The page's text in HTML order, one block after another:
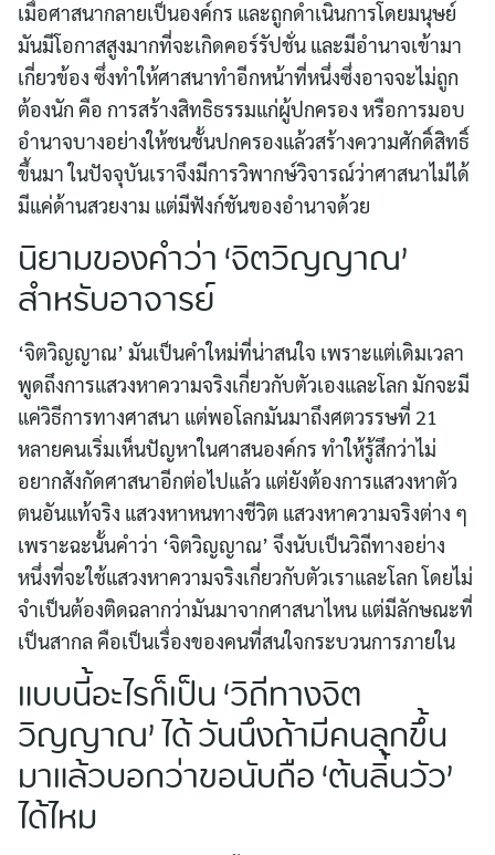
เมื่อศาสนากลายเป็นองค์กร และถูกดำเนินการโดยมนุษย์
มันมีโอกาสสูงมากที่จะเกิดคอร์รัปชั่น และมีอำนาจเข้ามา
เกี่ยวข้อง ซึ่งทำให้ศาสนาทำอีกหน้าที่หนึ่งซึ่งอาจจะไม่ถูก
ต้องนัก คือ การสร้างสิทธิธรรมแก่ผู้ปกครอง หรือการมอบ
อำนาจบางอย่างให้ชนชั้นปกครองแล้วสร้างความศักดิ์สิทธิ์
ขึ้นมา ในปัจจุบันเราจึงมีการวิพากษ์วิจารณ์ว่าศาสนาไม่ได้
มีแค่ด้านสวยงาม แต่มีฟังก์ชันของอำนาจด้วย
นิยามของคำว่า ‘จิตวิญญาณ’
สำหรับอาจารย์
‘จิตวิญญาณ’ มันเป็นคำใหม่ที่น่าสนใจ เพราะแต่เดิมเวลา
พูดถึงการแสวงหาความจริงเกี่ยวกับตัวเองและโลก มักจะมี
แค่วิธีการทางศาสนา แต่พอโลกมันมาถึงศตวรรษที่ 21
หลายคนเริ่มเห็นปัญหาในศาสนองค์กร ทำให้รู้สึกว่าไม่
อยากสังกัดศาสนาอีกต่อไปแล้ว แต่ยังต้องการแสวงหาตัว
ตนอันแท้จริง แสวงหาหนทางชีวิต แสวงหาความจริงต่าง ๆ
เพราะฉะนั้นคำว่า ‘จิตวิญญาณ’ จึงนับเป็นวิถีทางอย่าง
หนึ่งที่จะใช้แสวงหาความจริงเกี่ยวกับตัวเราและโลก โดยไม่
จำเป็นต้องติดฉลากว่ามันมาจากศาสนาไหน แต่มีลักษณะที่
เป็นสากล คือเป็นเรื่องของคนที่สนใจกระบวนการภายใน
แบบนี้อะไรก็เป็น ‘วิถีทางจิต
วิญญาณ’ ได้ วันนึงถ้ามีคนลุกขึ้น
มาแล้วบอกว่าขอนับถือ ‘ต้นลิ้นวัว’
ได้ไหม